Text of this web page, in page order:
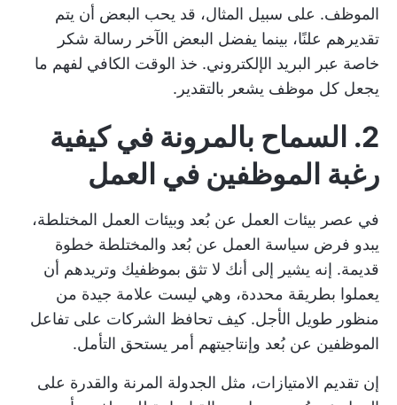
الموظف. على سبيل المثال، قد يحب البعض أن يتم
تقديرهم علنًا، بينما يفضل البعض الآخر رسالة شكر
خاصة عبر البريد الإلكتروني. خذ الوقت الكافي لفهم ما
يجعل كل موظف يشعر بالتقدير.
2. السماح بالمرونة في كيفية
رغبة الموظفين في العمل
في عصر بيئات العمل عن بُعد وبيئات العمل المختلطة،
يبدو فرض سياسة العمل عن بُعد والمختلطة خطوة
قديمة. إنه يشير إلى أنك لا تثق بموظفيك وتريدهم أن
يعملوا بطريقة محددة، وهي ليست علامة جيدة من
منظور طويل الأجل. كيف تحافظ الشركات على تفاعل
الموظفين عن بُعد وإنتاجيتهم أمر يستحق التأمل.
إن تقديم الامتيازات، مثل الجدولة المرنة والقدرة على